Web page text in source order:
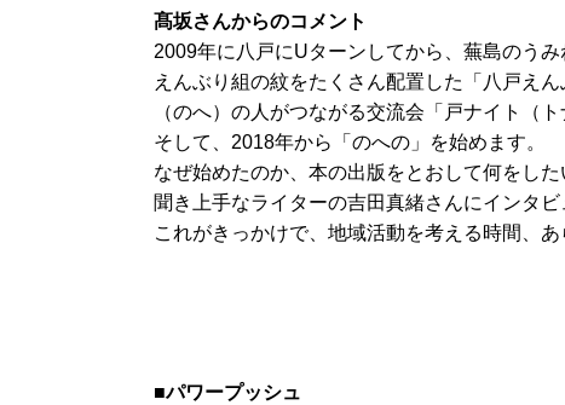
髙坂さんからのコメント
2009年に八戸にUターンしてから、蕪島のう
えんぶり組の紋をたくさん配置した「八戸え
（のへ）の人がつながる交流会「戸ナイト（
そして、 2018年から「のへの」を始めます。
なぜ始めたのか、本の出版をとおして何をし
聞き上手なライターの吉田真緒さんにインタ
これがきっかけで、地域活動を考える時間、
■パワープッシュ